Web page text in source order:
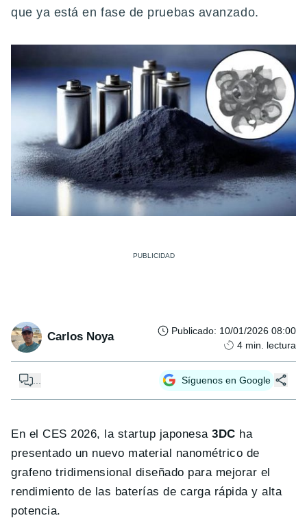
que ya está en fase de pruebas avanzado.
Carlos Noya Publicado: 10/01/2026 08:00
4 min. lectura
Síguenos en Google
En el CES 2026, la startup japonesa3DC ha
presentado un nuevo material nanométrico de
grafeno tridimensional diseñado para mejorar el
rendimiento de las baterías de carga rápida y alta
potencia.